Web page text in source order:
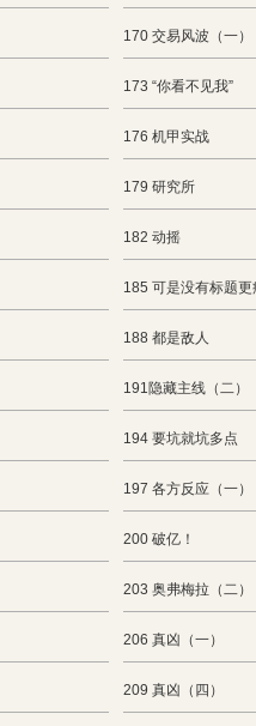
170 交易风波（一）
173 “你看不见我”
176 机甲实战
179 研究所
182 动摇
185 可是没有标题更
188 都是敌人
191隐藏主线（二）
194 要坑就坑多点
197 各方反应（一）
200 破亿！
203 奥弗梅拉（二）
206 真凶（一）
209 真凶（四）